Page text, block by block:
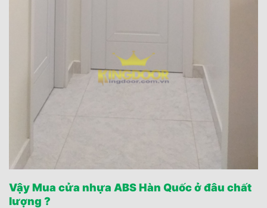
Vậy Mua cửa nhựa ABS Hàn Quốc ở đâu chất
lượng ?